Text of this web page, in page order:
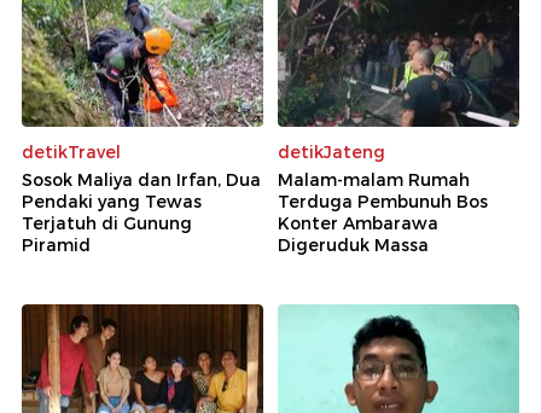
detikTravel
Sosok Maliya dan Irfan, Dua
Pendaki yang Tewas
Terjatuh di Gunung
Piramid
detikJateng
Malam-malam Rumah
Terduga Pembunuh Bos
Konter Ambarawa
Digeruduk Massa